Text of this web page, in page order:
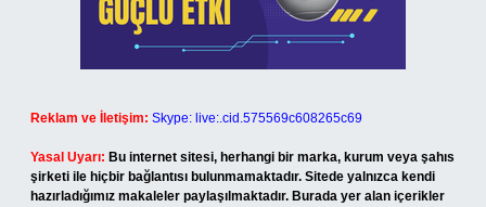
Reklam ve İletişim: Skype: live:.cid.575569c608265c69
Yasal Uyarı: Bu internet sitesi, herhangi bir marka, kurum veya şahıs
şirketi ile hiçbir bağlantısı bulunmamaktadır. Sitede yalnızca kendi
hazırladığımız makaleler paylaşılmaktadır. Burada yer alan içerikler